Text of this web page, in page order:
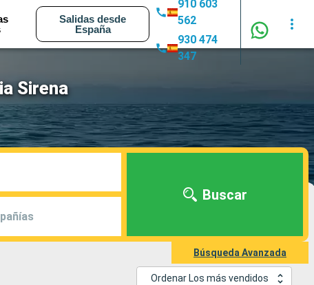
Salidas desde
España
910 603
562
930 474
347
Sirena
Buscar
Búsqueda Avanzada
Ordenar Los más vendidos